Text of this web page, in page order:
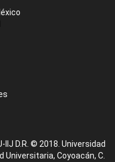
D.R. © 2018. Universidad
Universitaria, Coyoacán, C.